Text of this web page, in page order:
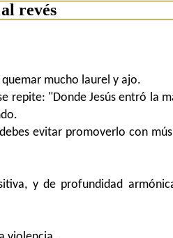
revés
mucho laurel y ajo.
repite: "Donde Jesús entró la
evitar promoverlo con
y de profundidad